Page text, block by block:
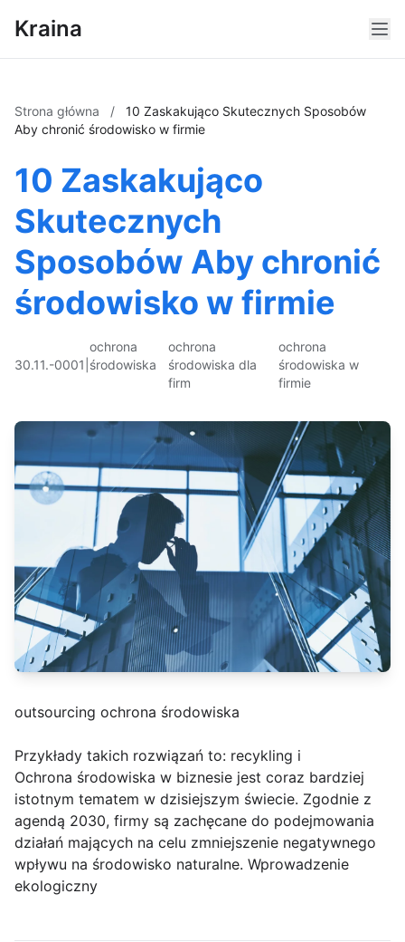
Kraina
Strona główna /
10 Zaskakująco Skutecznych Sposobów
Aby chronić środowisko w firmie
10 Zaskakująco
Skutecznych
Sposobów Aby chronić
środowisko w firmie
30.11.-0001
ochrona
środowiska
ochrona
środowiska dla
firm
ochrona
środowiska w
firmie
outsourcing ochrona środowiska
Przykłady takich rozwiązań to: recykling i
Ochrona środowiska w biznesie jest coraz bardziej
istotnym tematem w dzisiejszym świecie. Zgodnie z
agendą 2030, firmy są zachęcane do podejmowania
działań mających na celu zmniejszenie negatywnego
wpływu na środowisko naturalne. Wprowadzenie
ekologiczny